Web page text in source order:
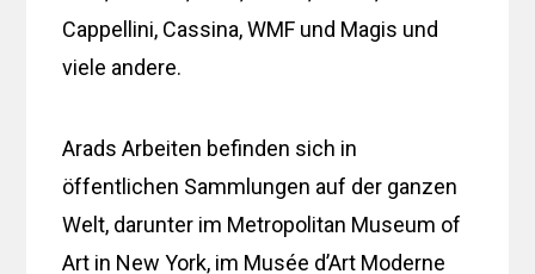
Cappellini, Cassina, WMF und Magis und
viele andere.
Arads Arbeiten befinden sich in
öffentlichen Sammlungen auf der ganzen
Welt, darunter im Metropolitan Museum of
Art in New York, im Musée d’Art Moderne